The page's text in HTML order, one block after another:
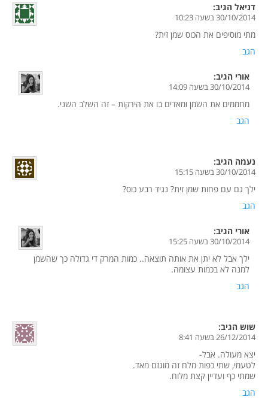
דניאל הגיב:
30/10/2014 בשעה 10:23
מתי מוסיפים את הכוס שמן זית?
הגב
אורי הגיב:
30/10/2014 בשעה 14:09
מחממים את השמן ומאדים בו את הירקות – זה השלב השני.
הגב
נעמה הגיב:
30/10/2014 בשעה 15:15
ילך גם עם פחות שמן זית? נגיד רבע כוס?
הגב
אורי הגיב:
30/10/2014 בשעה 15:25
ילך אבל לא יתן את אותה תוצאה.. כמות המרק די גדולה כך שהשמן
למנה לא בכמות עצומה.
הגב
שוש הגיב:
26/12/2014 בשעה 8:41
יצא מעולה. אבל-
לטעמי, שתי כפות מלח זה מוגזם מאד.
שמתי כף ועדיין קצת מלוח.
הגב